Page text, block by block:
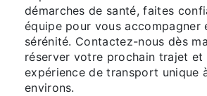
démarches de santé, faites
équipe pour vous accompagner
sérénité. Contactez-nous dès
réserver votre prochain trajet
expérience de transport unique
environs.